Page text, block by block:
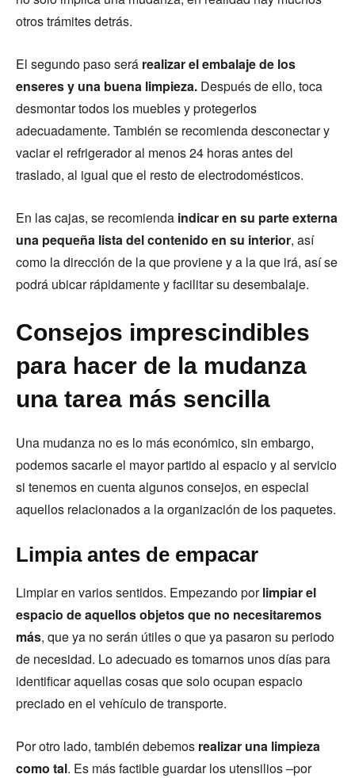
otros trámites detrás.
El segundo paso será realizar el embalaje de los
enseres y una buena limpieza. Después de ello, toca
desmontar todos los muebles y protegerlos
adecuadamente. También se recomienda desconectar y
vaciar el refrigerador al menos 24 horas antes del
traslado, al igual que el resto de electrodomésticos.
En las cajas, se recomienda indicar en su parte externa
una pequeña lista del contenido en su interior, así
como la dirección de la que proviene y a la que irá, así se
podrá ubicar rápidamente y facilitar su desembalaje.
Consejos imprescindibles
para hacer de la mudanza
una tarea más sencilla
Una mudanza no es lo más económico, sin embargo,
podemos sacarle el mayor partido al espacio y al servicio
si tenemos en cuenta algunos consejos, en especial
aquellos relacionados a la organización de los paquetes.
Limpia antes de empacar
Limpiar en varios sentidos. Empezando porlimpiar el
espacio de aquellos objetos que no necesitaremos
más, que ya no serán útiles o que ya pasaron su periodo
de necesidad. Lo adecuado es tomarnos unos días para
identificar aquellas cosas que solo ocupan espacio
preciado en el vehículo de transporte.
Por otro lado, también debemos realizar una limpieza
como tal. Es más factible guardar los utensilios –por